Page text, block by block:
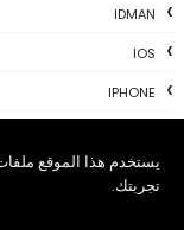
تجربتك.
IDMAN
IOS
IPHONE
LINUX